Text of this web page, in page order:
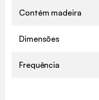
Contém madeira
Dimensões
Frequência